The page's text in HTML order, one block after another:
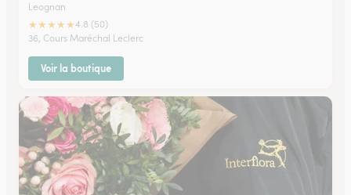
Leognan
★★★★★4.8 (50)
36, Cours Maréchal Leclerc
Voir la boutique